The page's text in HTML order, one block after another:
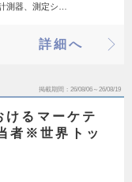
測器、測定シ…
詳細へ
掲載期間 26/08/06～26/08/19
けるマーケテ
者※世界トッ